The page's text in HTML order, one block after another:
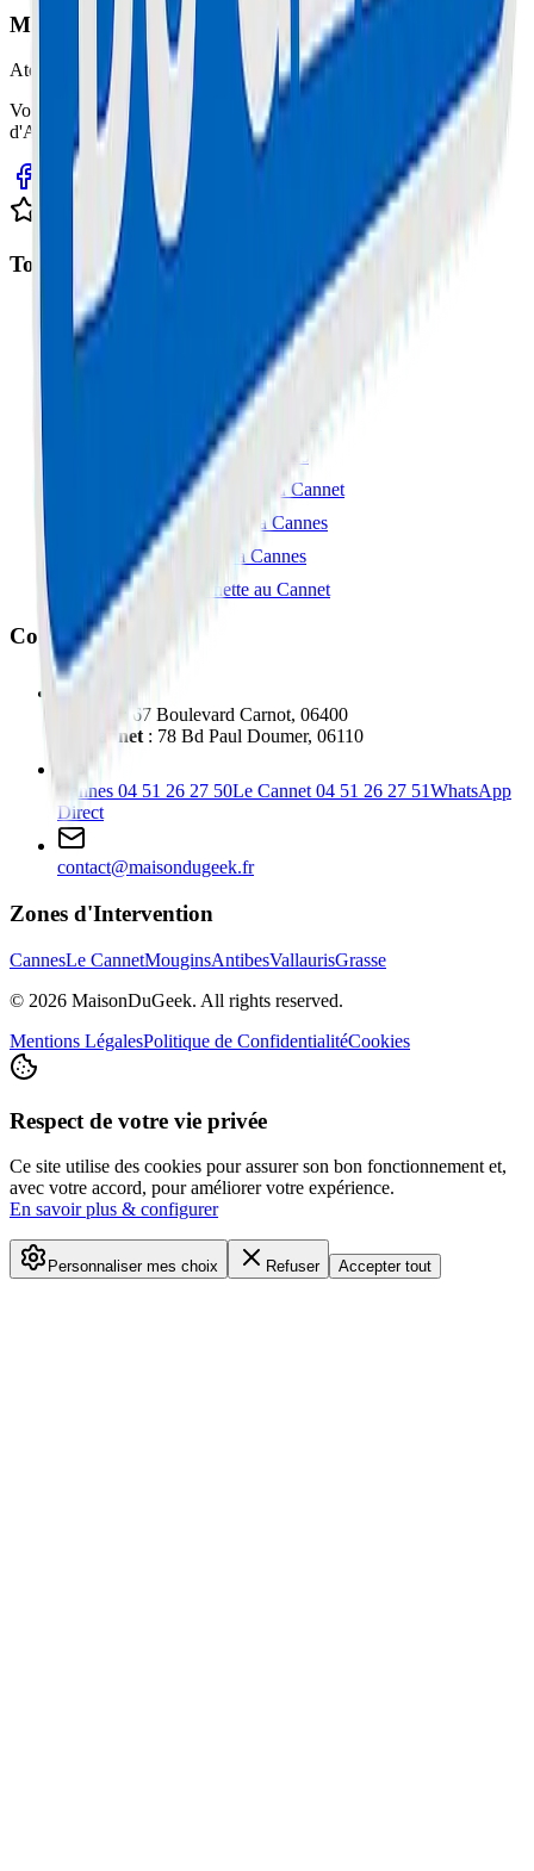
Maison Du Geek
Atelier Certifié
Votre expert en réparation informatique et électronique sur la Côte
d'Azur. Service rapide, fiable et garanti.
Avis clients sur Google
Top Interventions
Réparation Trottinette à Cannes
Réparation iPhone à Cannes
Réparation Samsung à Cannes
Réparation MacBook à Cannes
Réparation Console à Cannes
Réparation Smartphone au Cannet
Réparation Ordinateur à Cannes
Réparation Tablette à Cannes
Réparation Trottinette au Cannet
Contact
: 67 Boulevard Carnot, 06400
Le Cannet : 78 Bd Paul Doumer, 06110
Cannes 04 51 26 27 50Le Cannet 04 51 26 27 51WhatsApp
Direct
contact@maisondugeek.fr
Zones d'Intervention
CannesLe CannetMouginsAntibesVallaurisGrasse
© 2026 MaisonDuGeek. All rights reserved.
Mentions LégalesPolitique de ConfidentialitéCookies
Respect de votre vie privée
Ce site utilise des cookies pour assurer son bon fonctionnement et,
avec votre accord, pour améliorer votre expérience.
En savoir plus & configurer
Personnaliser mes choix Refuser Accepter tout